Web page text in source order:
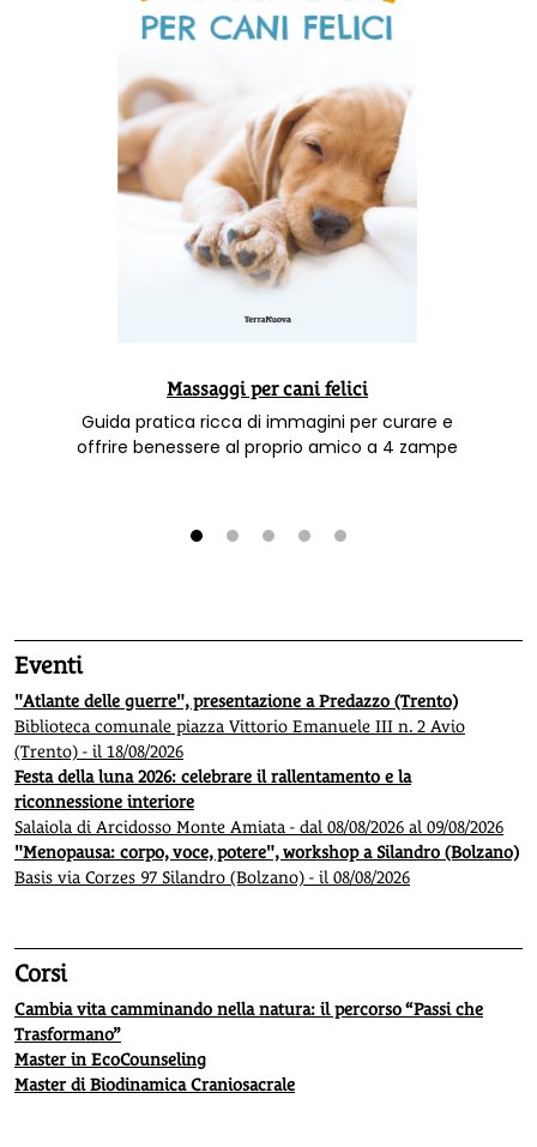
Massaggi per cani felici
Guida pratica ricca di immagini per curare e
offrire benessere al proprio amico a 4 zampe
Eventi
"Atlante delle guerre", presentazione a Predazzo (Trento)
Biblioteca comunale piazza Vittorio Emanuele III n. 2 Avio
(Trento) - il 18/08/2026
Festa della luna 2026: celebrare il rallentamento e la
riconnessione interiore
Salaiola di Arcidosso Monte Amiata - dal 08/08/2026 al 09/08/2026
"Menopausa: corpo, voce, potere", workshop a Silandro (Bolzano)
Basis via Corzes 97 Silandro (Bolzano) - il 08/08/2026
Corsi
Cambia vita camminando nella natura: il percorso “Passi che
Trasformano”
Master in EcoCounseling
Master di Biodinamica Craniosacrale